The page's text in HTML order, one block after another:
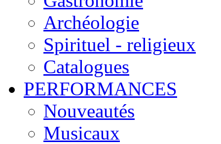
Archéologie
Spirituel - religieux
Catalogues
PERFORMANCES
Nouveautés
Musicaux